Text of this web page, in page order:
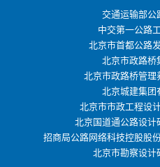
交通运输部公
中交第一公路
北京市首都公路
北京市政路桥
北京市政路桥管理
北京城建集团
北京市市政工程设
北京国道通公路设计
招商局公路网络科技控股股
北京市勘察设计